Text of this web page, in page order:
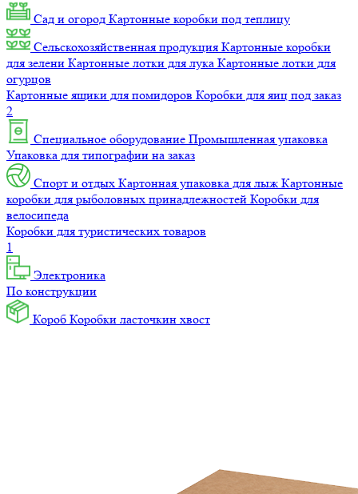
Сад и огород Картонные коробки под теплицу
Сельскохозяйственная продукция Картонные коробки
для зелени Картонные лотки для лука Картонные лотки для
огурцов
Картонные ящики для помидоров Коробки для яиц под заказ
2
Специальное оборудование Промышленная упаковка
Упаковка для типографии на заказ
Спорт и отдых Картонная упаковка для лыж Картонные
коробки для рыболовных принадлежностей Коробки для
велосипеда
Коробки для туристических товаров
1
Электроника
По конструкции
Короб Коробки ласточкин хвост